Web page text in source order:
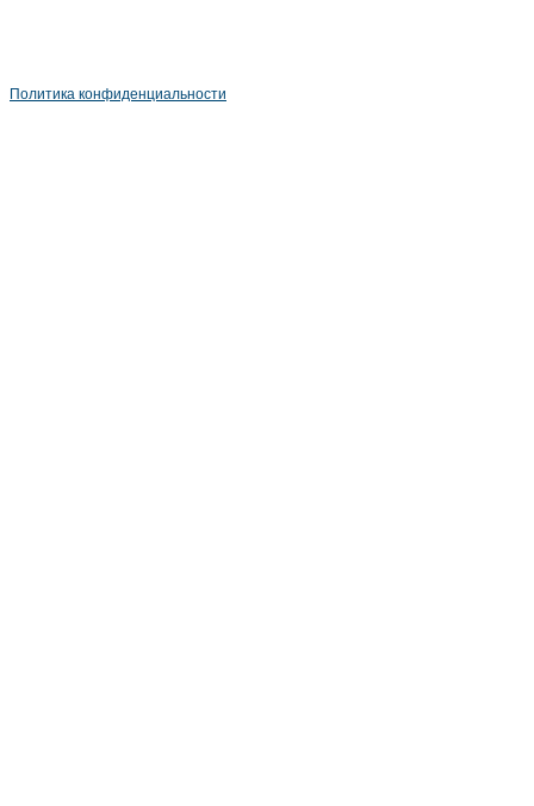
Политика конфиденциальности